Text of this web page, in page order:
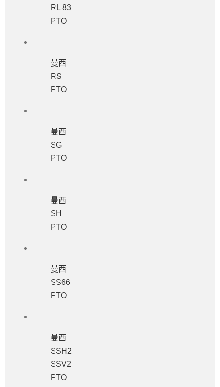
RL 83
PTO
曼西
RS
PTO
曼西
SG
PTO
曼西
SH
PTO
曼西
SS66
PTO
曼西
SSH2
SSV2
PTO